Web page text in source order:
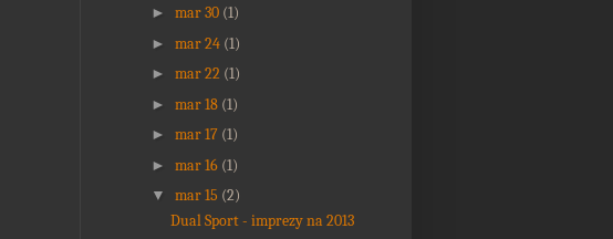
► mar 30 (1)
► mar 24 (1)
► mar 22 (1)
► mar 18 (1)
► mar 17 (1)
► mar 16 (1)
▼ mar 15 (2)
Dual Sport - imprezy na 2013